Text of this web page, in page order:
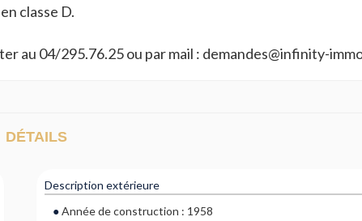
classe D.
au 04/295.76.25 ou par mail : demandes@infinity-
DÉTAILS
Description extérieure
Année de construction : 1958